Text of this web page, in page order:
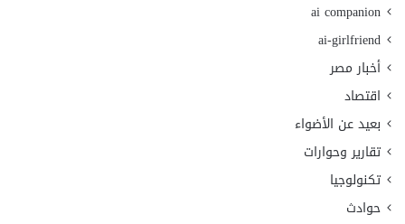
ai companion
ai-girlfriend
أخبار مصر
اقتصاد
بعيد عن الأضواء
تقارير وحوارات
تكنولوجيا
حوادث